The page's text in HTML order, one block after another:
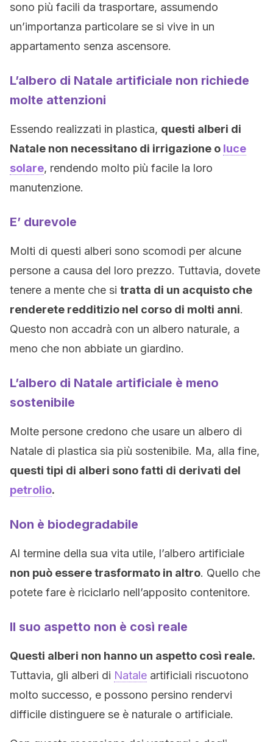
sono più facili da trasportare, assumendo
un’importanza particolare se si vive in un
appartamento senza ascensore.
L’albero di Natale artificiale non richiede
molte attenzioni
Essendo realizzati in plastica, questi alberi di
Natale non necessitano di irrigazione o luce
solare, rendendo molto più facile la loro
manutenzione.
E’ durevole
Molti di questi alberi sono scomodi per alcune
persone a causa del loro prezzo. Tuttavia, dovete
tenere a mente che si tratta di un acquisto che
renderete redditizio nel corso di molti anni.
Questo non accadrà con un albero naturale, a
meno che non abbiate un giardino.
L’albero di Natale artificiale è meno
sostenibile
Molte persone credono che usare un albero di
Natale di plastica sia più sostenibile. Ma, alla fine,
questi tipi di alberi sono fatti di derivati del
petrolio.
Non è biodegradabile
Al termine della sua vita utile, l’albero artificiale
non può essere trasformato in altro. Quello che
potete fare è riciclarlo nell’apposito contenitore.
Il suo aspetto non è così reale
Questi alberi non hanno un aspetto così reale.
Tuttavia, gli alberi di Natale artificiali riscuotono
molto successo, e possono persino rendervi
difficile distinguere se è naturale o artificiale.